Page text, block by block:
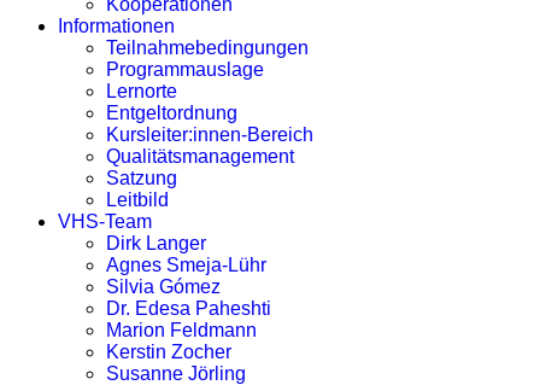
Kooperationen
Informationen
Teilnahmebedingungen
Programmauslage
Lernorte
Entgeltordnung
Kursleiter:innen-Bereich
Qualitätsmanagement
Satzung
Leitbild
VHS-Team
Dirk Langer
Agnes Smeja-Lühr
Silvia Gómez
Dr. Edesa Paheshti
Marion Feldmann
Kerstin Zocher
Susanne Jörling